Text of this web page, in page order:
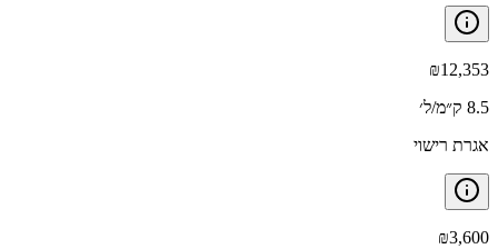
₪12,353
8.5 ק״מ/ל׳
אגרת רישוי
₪3,600